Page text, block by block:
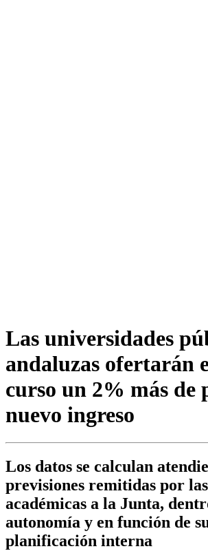
Las universidades
andaluzas ofertarán
curso un 2% más de
nuevo ingreso
Los datos se calculan
previsiones remitidas por
académicas a la Junta,
autonomía y en función de
planificación interna